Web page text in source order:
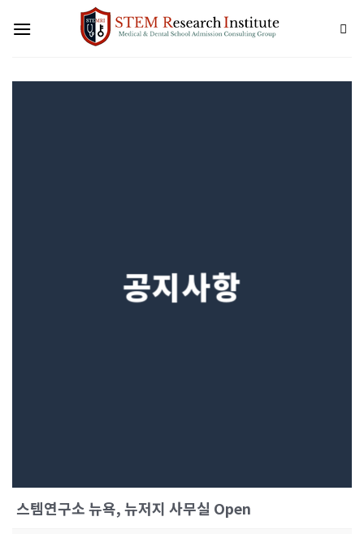
공지사항
스템연구소 뉴욕, 뉴저지 사무실 Open